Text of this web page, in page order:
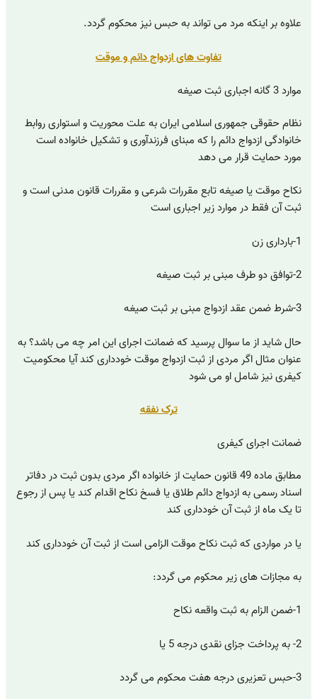
علاوه بر اینکه مرد می تواند به حبس نیز محکوم گردد.
تفاوت های ازدواج دائم و موقت
موارد 3 گانه اجباری ثبت صیغه
نظام حقوقی جمهوری اسلامی ایران به علت محوریت و استواری روابط
خانوادگی ازدواج دائم را که مبنای فرزندآوری و تشکیل خانواده است
مورد حمایت قرار می دهد
نکاح موقت یا صیغه تابع مقررات شرعی و مقررات قانون مدنی است و
ثبت آن فقط در موارد زیر اجباری است
1-بارداری زن
2-توافق دو طرف مبنی بر ثبت صیغه
3-شرط ضمن عقد ازدواج مبنی بر ثبت صیغه
حال شاید از ما سوال پرسید که ضمانت اجرای این امر چه می باشد؟ به
عنوان مثال اگر مردی از ثبت ازدواج موقت خودداری کند آیا محکومیت
کیفری نیز شامل او می شود
ترک نفقه
ضمانت اجرای کیفری
مطابق ماده 49 قانون حمایت از خانواده اگر مردی بدون ثبت در دفاتر
اسناد رسمی به ازدواج دائم طلاق یا فسخ نکاح اقدام کند یا پس از رجوع
تا یک ماه از ثبت آن خودداری کند
یا در مواردی که ثبت نکاح موقت الزامی است از ثبت آن خودداری کند
به مجازات های زیر محکوم می گردد:
1-ضمن الزام به ثبت واقعه نکاح
2- به پرداخت جزای نقدی درجه 5 یا
3-حبس تعزیری درجه هفت محکوم می گردد